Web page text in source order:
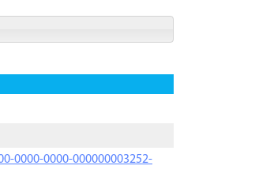
0000-0000-000000003252-